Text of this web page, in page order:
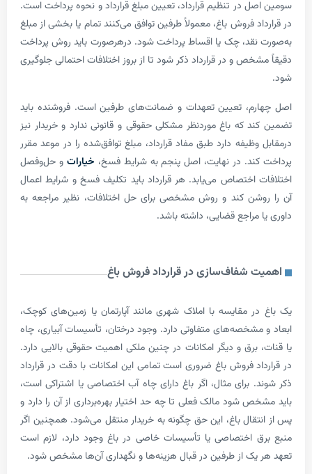
در تنظیم قرارداد، تعیین مبلغ قرارداد و نحوه پرداخت است.
فروش باغ، معمولاً طرفین توافق می‌کنند تمام یا بخشی از مبلغ
چک یا اقساط پرداخت شود. درهرصورت باید روش پرداخت
و در قرارداد ذکر شود تا از بروز اختلافات احتمالی جلوگیری
تعیین تعهدات و ضمانت‌های طرفین است. فروشنده باید
که باغ موردنظر مشکلی حقوقی و قانونی ندارد و خریدار نیز
دارد طبق مفاد قرارداد، مبلغ توافق‌شده را در موعد مقرر
در نهایت، اصل پنجم به شرایط فسخ، خیاراتو حل‌وفصل
اختصاص می‌یابد. هر قرارداد باید تکلیف فسخ و شرایط اعمال
کند و روش مشخصی برای حل اختلافات، نظیر مراجعه به
مراجع قضایی، داشته باشد.
شفاف‌سازی در قرارداد فروش باغ
مقایسه با املاک شهری مانند آپارتمان یا زمین‌های کوچک،
متفاوتی دارد. وجود درختان، تأسیسات آبیاری، چاه
برق و دیگر امکانات در چنین ملکی اهمیت حقوقی بالایی دارد.
فروش باغ ضروری است تمامی این امکانات با دقت در قرارداد
برای مثال، اگر باغ دارای چاه آب اختصاصی یا اشتراکی است،
شود مالک فعلی تا چه حد اختیار بهره‌برداری از آن را دارد و
باغ، این حق چگونه به خریدار منتقل می‌شود. همچنین اگر
اختصاصی یا تأسیسات خاصی در باغ وجود دارد، لازم است
از طرفین در قبال هزینه‌ها و نگهداری آن‌ها مشخص شود.